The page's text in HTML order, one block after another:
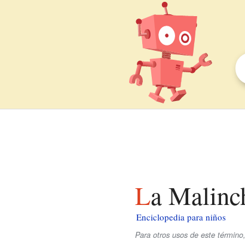
La
Enciclopedia para niños
Para otros usos de este